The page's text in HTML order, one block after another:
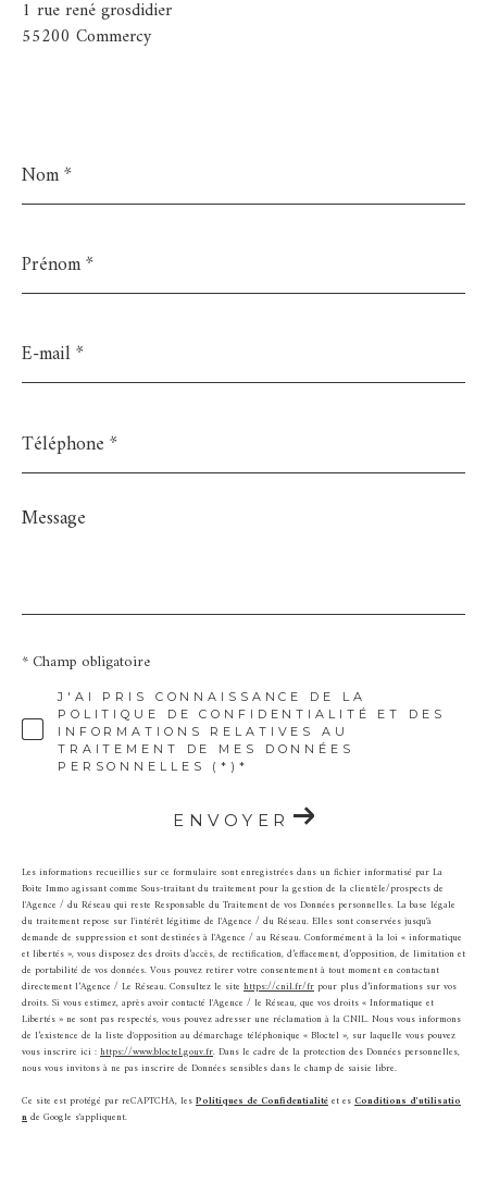
1 rue rené grosdidier
55200 Commercy
*
*
mail
*
*
Message
*
J'AI PRIS CONNAISSANCE DE LA
POLITIQUE DE CONFIDENTIALITÉ ET DES
INFORMATIONS RELATIVES AU
TRAITEMENT DE MES DONNÉES
PERSONNELLES (*)*
* Champ obligatoire
ENVOYER
Les informations recueillies sur ce formulaire sont enregistrées dans un fichier informatisé par La
Boite Immo agissant comme Sous-traitant du traitement pour la gestion de la clientèle/prospects de
l'Agence / du Réseau qui reste Responsable du Traitement de vos Données personnelles. La base légale
du traitement repose sur l'intérêt légitime de l'Agence / du Réseau. Elles sont conservées jusqu'à
demande de suppression et sont destinées à l'Agence / au Réseau. Conformément à la loi « informatique
et libertés », vous disposez des droits d’accès, de rectification, d’effacement, d’opposition, de limitation et
de portabilité de vos données. Vous pouvez retirer votre consentement à tout moment en contactant
directement l’Agence / Le Réseau. Consultez le site https://cnil.fr/frpour plus d’informations sur vos
droits. Si vous estimez, après avoir contacté l'Agence / le Réseau, que vos droits « Informatique et
Libertés » ne sont pas respectés, vous pouvez adresser une réclamation à la CNIL. Nous vous informons
de l’existence de la liste d'opposition au démarchage téléphonique « Bloctel », sur laquelle vous pouvez
vous inscrire ici :https://www.bloctel.gouv.fr. Dans le cadre de la protection des Données personnelles,
nous vous invitons à ne pas inscrire de Données sensibles dans le champ de saisie libre.
Ce site est protégé par reCAPTCHA, lesPolitiques de Confidentialitéet esConditions d'utilisatio
nde Google s'appliquent.